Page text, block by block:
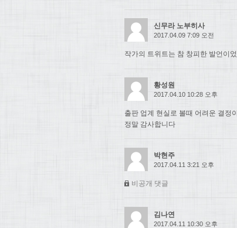
신무라 노부히사
2017.04.09 7:09 오전
작가의 트위트는 참 창피한 발언이
황성원
2017.04.10 10:28 오후
출판 업계 현실로 볼때 어려운 결정
정말 감사합니다
박현주
2017.04.11 3:21 오후
비공개 댓글
김나연
2017.04.11 10:30 오후